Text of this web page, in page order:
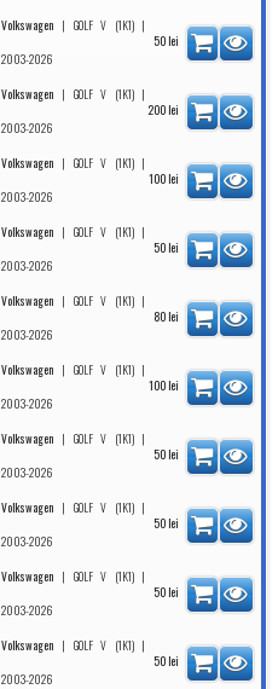
Volkswagen | GOLF V (1K1)|
2003-2026
50 lei
Volkswagen | GOLF V (1K1)|
2003-2026
200 lei
Volkswagen | GOLF V (1K1)|
2003-2026
100 lei
Volkswagen | GOLF V (1K1)|
2003-2026
50 lei
Volkswagen | GOLF V (1K1)|
2003-2026
80 lei
Volkswagen | GOLF V (1K1)|
2003-2026
100 lei
Volkswagen | GOLF V (1K1)|
2003-2026
50 lei
Volkswagen | GOLF V (1K1)|
2003-2026
50 lei
Volkswagen | GOLF V (1K1)|
2003-2026
50 lei
Volkswagen | GOLF V (1K1)|
2003-2026
50 lei